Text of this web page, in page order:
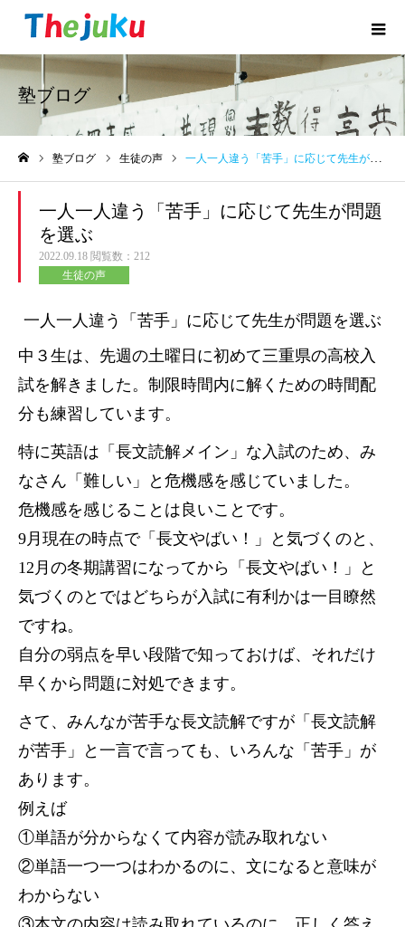
塾ブログ
塾ブログ 生徒の声 一人一人違う「苦手」に応じて先生が問題を選ぶ
一人一人違う「苦手」に応じて先生が問題
を選ぶ
2022.09.18 閲覧数：212
生徒の声
一人一人違う「苦手」に応じて先生が問題を選ぶ
中３生は、先週の土曜日に初めて三重県の高校入
試を解きました。制限時間内に解くための時間配
分も練習しています。
特に英語は「長文読解メイン」な入試のため、み
なさん「難しい」と危機感を感じていました。
危機感を感じることは良いことです。
9月現在の時点で「長文やばい！」と気づくのと、
12月の冬期講習になってから「長文やばい！」と
気づくのとではどちらが入試に有利かは一目瞭然
ですね。
自分の弱点を早い段階で知っておけば、それだけ
早くから問題に対処できます。
さて、みんなが苦手な長文読解ですが「長文読解
が苦手」と一言で言っても、いろんな「苦手」が
あります。
例えば
①単語が分からなくて内容が読み取れない
②単語一つ一つはわかるのに、文になると意味が
わからない